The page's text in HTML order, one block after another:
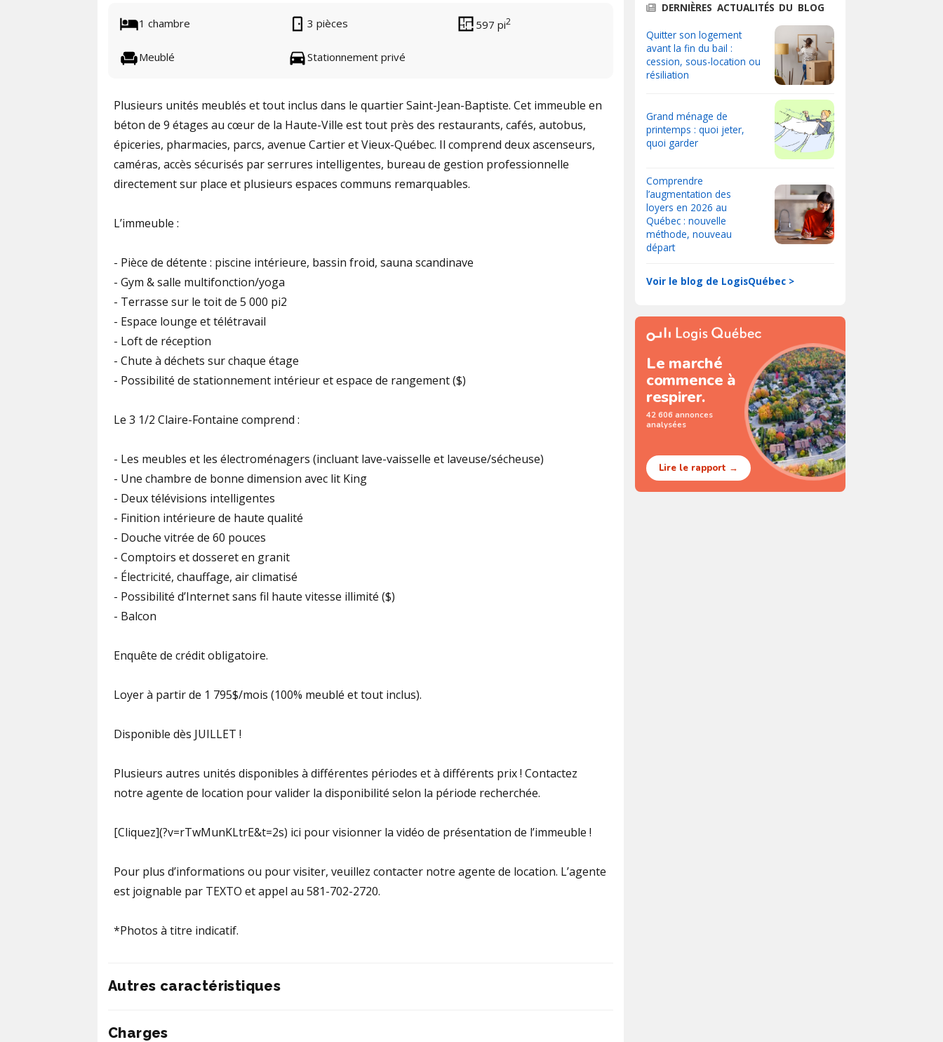
1 chambre 3 pièces 597 pi2
Meublé Stationnement privé
Plusieurs unités meublés et tout inclus dans le quartier Saint-Jean-Baptiste. Cet immeuble en
béton de 9 étages au cœur de la Haute-Ville est tout près des restaurants, cafés, autobus,
épiceries, pharmacies, parcs, avenue Cartier et Vieux-Québec. Il comprend deux ascenseurs,
caméras, accès sécurisés par serrures intelligentes, bureau de gestion professionnelle
directement sur place et plusieurs espaces communs remarquables.
L’immeuble :
- Pièce de détente : piscine intérieure, bassin froid, sauna scandinave
- Gym & salle multifonction/yoga
- Terrasse sur le toit de 5 000 pi2
- Espace lounge et télétravail
- Loft de réception
- Chute à déchets sur chaque étage
- Possibilité de stationnement intérieur et espace de rangement ($)
Le 3 1/2 Claire-Fontaine comprend :
- Les meubles et les électroménagers (incluant lave-vaisselle et laveuse/sécheuse)
- Une chambre de bonne dimension avec lit King
- Deux télévisions intelligentes
- Finition intérieure de haute qualité
- Douche vitrée de 60 pouces
- Comptoirs et dosseret en granit
- Électricité, chauffage, air climatisé
- Possibilité d’Internet sans fil haute vitesse illimité ($)
- Balcon
Enquête de crédit obligatoire.
Loyer à partir de 1 795$/mois (100% meublé et tout inclus).
Disponible dès JUILLET !
Plusieurs autres unités disponibles à différentes périodes et à différents prix ! Contactez
notre agente de location pour valider la disponibilité selon la période recherchée.
[Cliquez](?v=rTwMunKLtrE&t=2s) ici pour visionner la vidéo de présentation de l’immeuble !
Pour plus d’informations ou pour visiter, veuillez contacter notre agente de location. L’agente
est joignable par TEXTO et appel au 581-702-2720.
*Photos à titre indicatif.
Autres caractéristiques
Charges
DERNIÈRES ACTUALITÉS DU BLOG
Quitter son logement
avant la fin du bail :
cession, sous-location ou
résiliation
Grand ménage de
printemps : quoi jeter,
quoi garder
Comprendre
l’augmentation des
loyers en 2026 au
Québec : nouvelle
méthode, nouveau
départ
Voir le blog de LogisQuébec >
Le marché
commence à
respirer.
42 606 annonces
analysées
Lire le rapport →